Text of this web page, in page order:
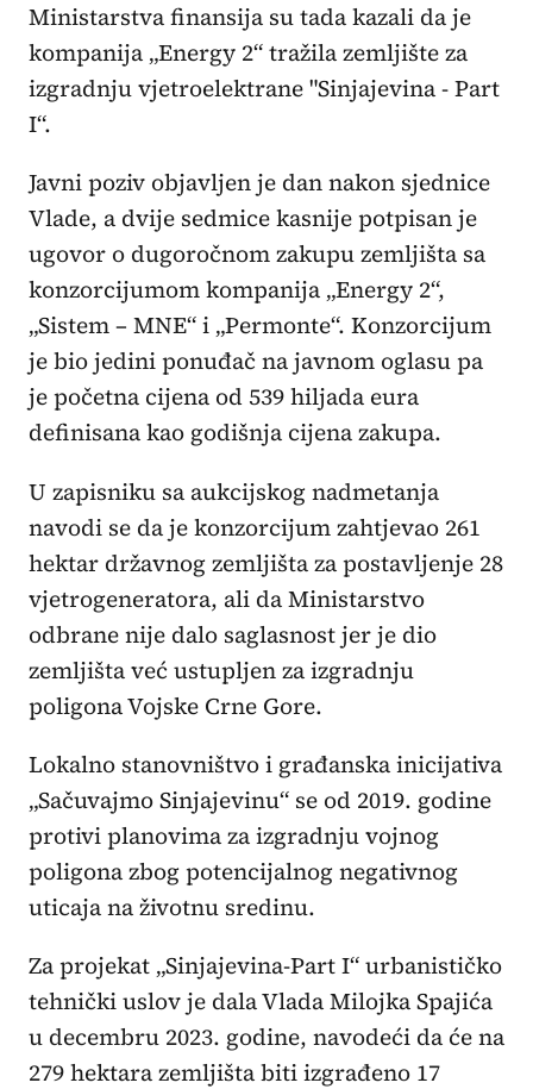
Ministarstva finansija su tada kazali da je
kompanija „Energy 2“ tražila zemljište za
izgradnju vjetroelektrane "Sinjajevina - Part
I“.
Javni poziv objavljen je dan nakon sjednice
Vlade, a dvije sedmice kasnije potpisan je
ugovor o dugoročnom zakupu zemljišta sa
konzorcijumom kompanija „Energy 2“,
„Sistem – MNE“ i „Permonte“. Konzorcijum
je bio jedini ponuđač na javnom oglasu pa
je početna cijena od 539 hiljada eura
definisana kao godišnja cijena zakupa.
U zapisniku sa aukcijskog nadmetanja
navodi se da je konzorcijum zahtjevao 261
hektar državnog zemljišta za postavljenje 28
vjetrogeneratora, ali da Ministarstvo
odbrane nije dalo saglasnost jer je dio
zemljišta već ustupljen za izgradnju
poligona Vojske Crne Gore.
Lokalno stanovništvo i građanska inicijativa
„Sačuvajmo Sinjajevinu“ se od 2019. godine
protivi planovima za izgradnju vojnog
poligona zbog potencijalnog negativnog
uticaja na životnu sredinu.
Za projekat „Sinjajevina-Part I“ urbanističko
tehnički uslov je dala Vlada Milojka Spajića
u decembru 2023. godine, navodeći da će na
279 hektara zemljišta biti izgrađeno 17